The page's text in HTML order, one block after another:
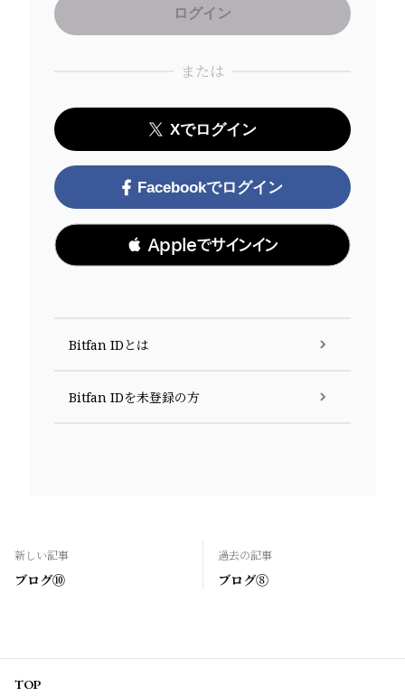
または
Xでログイン
Facebookでログイン
 Appleでサインイン
Bitfan IDとは
Bitfan IDを未登録の方
新しい記事
ブログ⑩
過去の記事
ブログ⑧
TOP